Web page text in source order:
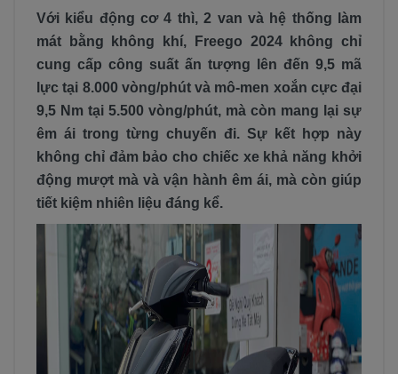
Với kiểu động cơ 4 thì, 2 van và hệ thống làm
mát bằng không khí, Freego 2024 không chỉ
cung cấp công suất ấn tượng lên đến 9,5 mã
lực tại 8.000 vòng/phút và mô-men xoắn cực đại
9,5 Nm tại 5.500 vòng/phút, mà còn mang lại sự
êm ái trong từng chuyến đi. Sự kết hợp này
không chỉ đảm bảo cho chiếc xe khả năng khởi
động mượt mà và vận hành êm ái, mà còn giúp
tiết kiệm nhiên liệu đáng kể.